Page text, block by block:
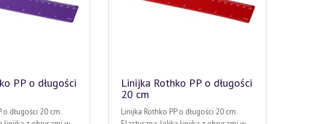
PP o długości
o długości 20 cm.
Linijka Rothko PP o długości
20 cm
Linijka Rothko PP o długości 20 cm.